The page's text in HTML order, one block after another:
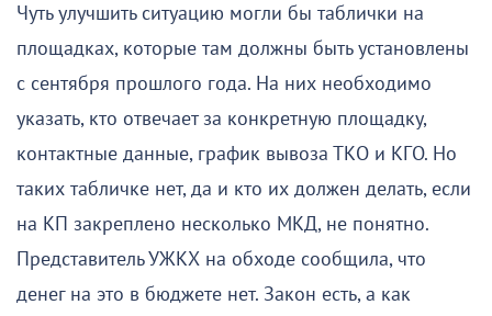
Чуть улучшить ситуацию могли бы таблички на
площадках, которые там должны быть установлены
с сентября прошлого года. На них необходимо
указать, кто отвечает за конкретную площадку,
контактные данные, график вывоза ТКО и КГО. Но
таких табличке нет, да и кто их должен делать, если
на КП закреплено несколько МКД, не понятно.
Представитель УЖКХ на обходе сообщила, что
денег на это в бюджете нет. Закон есть, а как